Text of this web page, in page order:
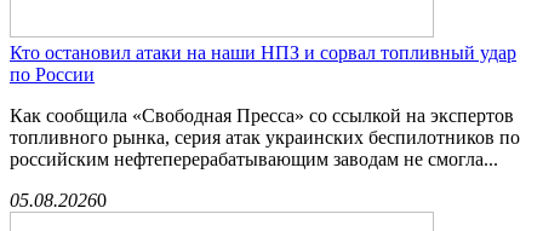
Кто остановил атаки на наши НПЗ и сорвал топливный удар
по России
Как сообщила «Свободная Пресса» со ссылкой на экспертов
топливного рынка, серия атак украинских беспилотников по
российским нефтеперерабатывающим заводам не смогла...
05.08.20260